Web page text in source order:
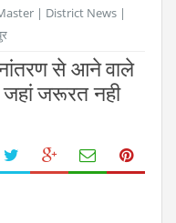
Master | District News |
से आने वाले
जहां जरूरत नही